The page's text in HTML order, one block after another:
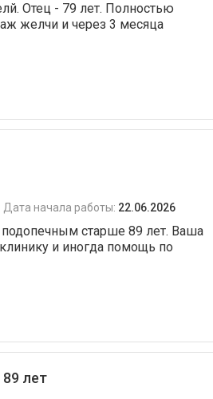
Отец - 79 лет. Полностью
желчи и через 3 месяца
Дата начала работы: 22.06.2026
старше 89 лет. Ваша
и иногда помощь по
лет